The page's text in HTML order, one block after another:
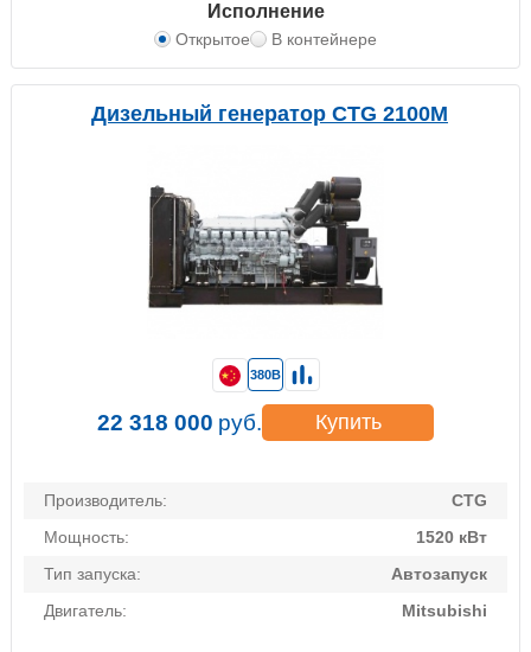
Исполнение
Открытое В контейнере
Дизельный генератор CTG 2100M
Производитель:
CTG
Мощность:
1520 кВт
Тип запуска:
Автозапуск
Двигатель:
Mitsubishi
380В
22 318 000 руб. Купить